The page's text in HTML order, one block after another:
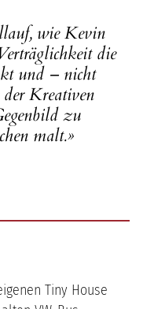
wie Kevin
die
und – nicht
Kreativen
zu
malt.»
Tiny House